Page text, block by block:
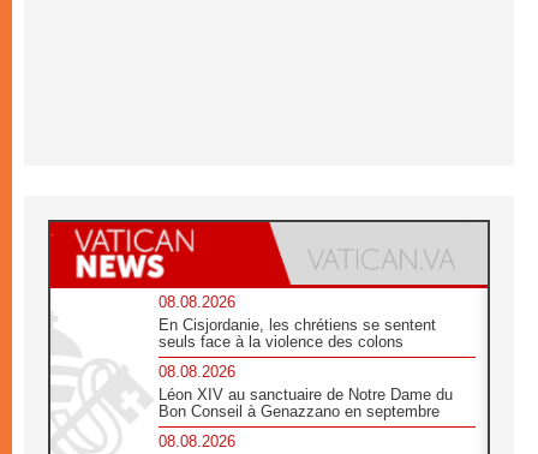
08.08.2026
En Cisjordanie, les chrétiens se sentent
seuls face à la violence des colons
08.08.2026
Léon XIV au sanctuaire de Notre Dame du
Bon Conseil à Genazzano en septembre
08.08.2026